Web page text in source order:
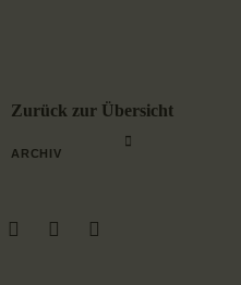
Zurück zur Übersicht
ARCHIV